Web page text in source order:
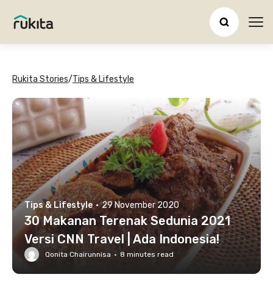
Rukita Stories/Tips & Lifestyle
Tips & Lifestyle · 29 November 2020
30 Makanan Terenak Sedunia 2021
Versi CNN Travel | Ada Indonesia!
Qonita Chairunnisa · 8 minutes read